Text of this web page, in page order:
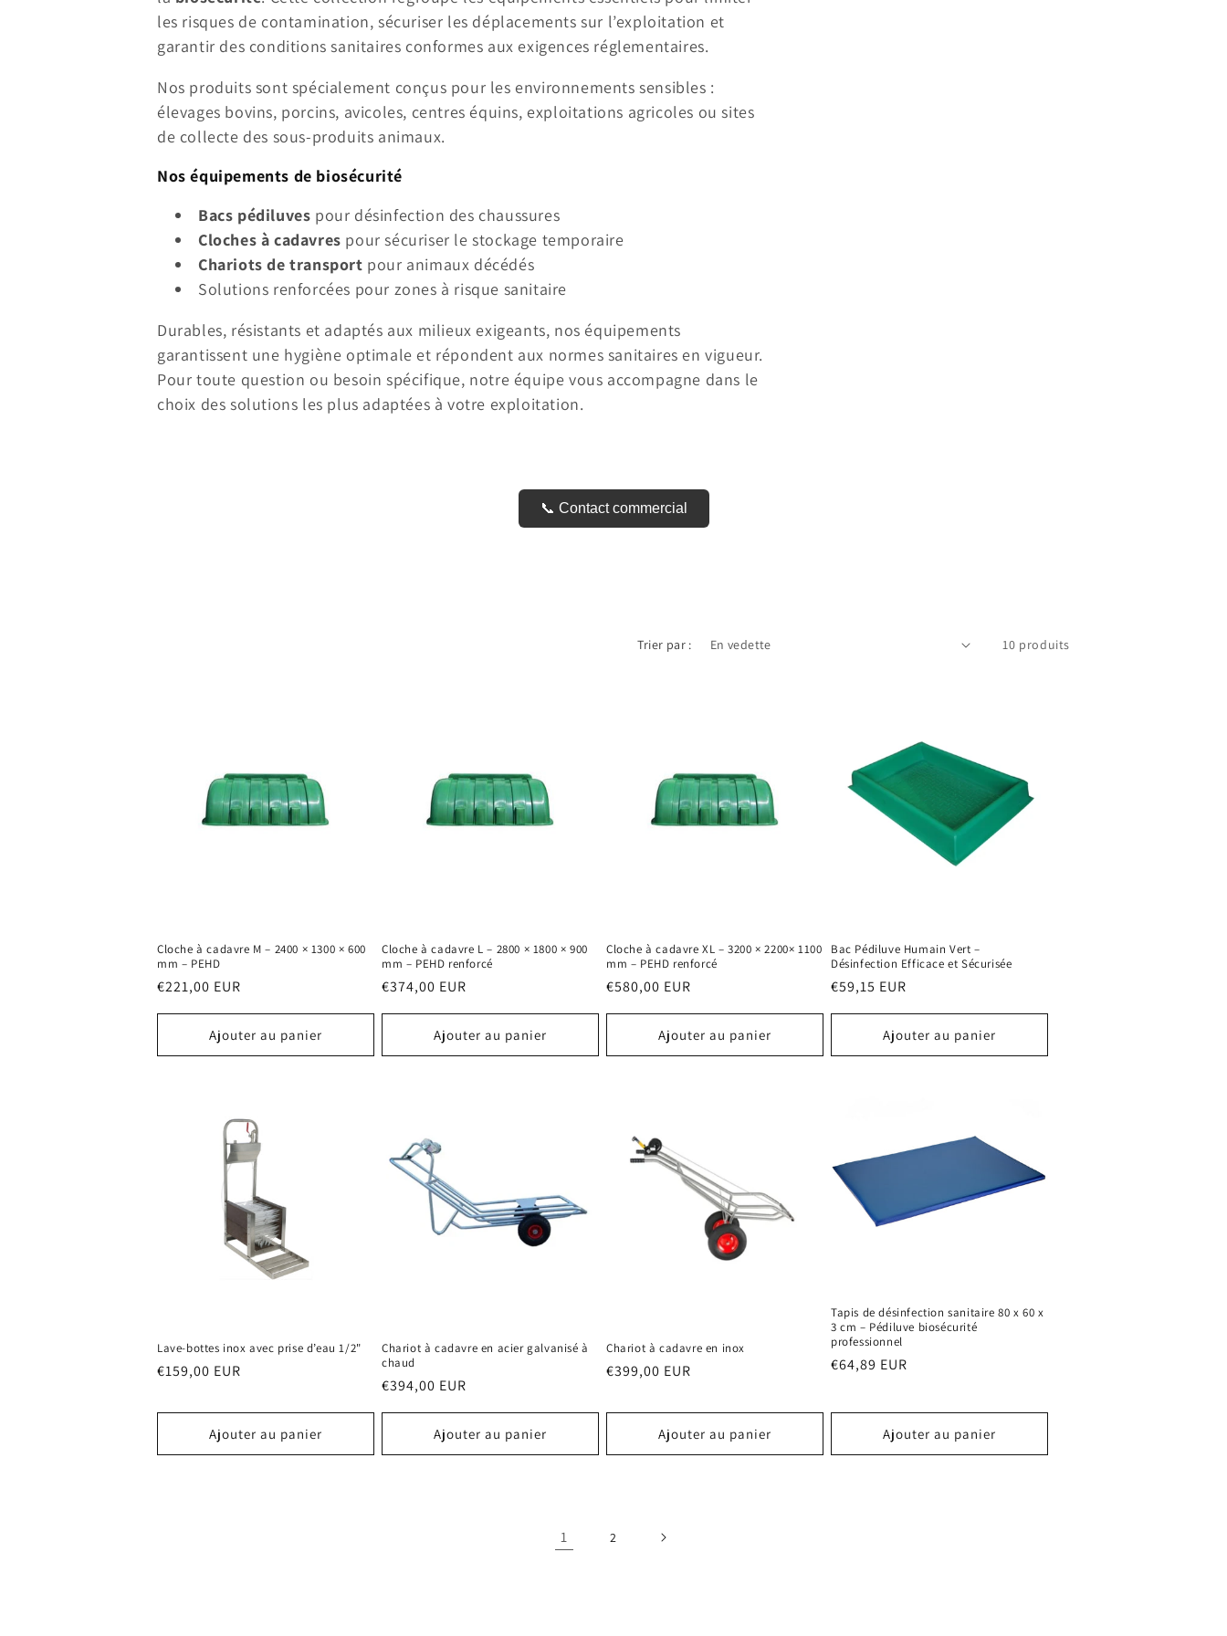
e
c
t
i
o
n
:
les risques de contamination, sécuriser les déplacements sur l’exploitation et
garantir des conditions sanitaires conformes aux exigences réglementaires.
Nos produits sont spécialement conçus pour les environnements sensibles :
élevages bovins, porcins, avicoles, centres équins, exploitations agricoles ou sites
de collecte des sous-produits animaux.
Nos équipements de biosécurité
Bacs pédiluves pour désinfection des chaussures
Cloches à cadavres pour sécuriser le stockage temporaire
Chariots de transport pour animaux décédés
Solutions renforcées pour zones à risque sanitaire
Durables, résistants et adaptés aux milieux exigeants, nos équipements
garantissent une hygiène optimale et répondent aux normes sanitaires en vigueur.
Pour toute question ou besoin spécifique, notre équipe vous accompagne dans le
choix des solutions les plus adaptées à votre exploitation.
📞 Contact commercial
Trier par : 10 produits
Cloche à cadavre M – 2400 × 1300 × 600
mm – PEHD
Prix
€221,00 EUR
Ajouter au panier
Cloche à cadavre L – 2800 × 1800 × 900
mm – PEHD renforcé
Prix
€374,00 EUR
Ajouter au panier
Cloche à cadavre XL – 3200 × 2200× 1100
mm – PEHD renforcé
Prix
€580,00 EUR
Ajouter au panier
Bac Pédiluve Humain Vert –
Désinfection Efficace et Sécurisée
Prix
€59,15 EUR
Ajouter au panier
Lave-bottes inox avec prise d’eau 1/2"
Prix
€159,00 EUR
Ajouter au panier
Chariot à cadavre en acier galvanisé à
chaud
Prix
habituel
€394,00 EUR
Ajouter au panier
Chariot à cadavre en inox
Prix
€399,00 EUR
Ajouter au panier
Tapis de désinfection sanitaire 80 x 60 x
3 cm – Pédiluve biosécurité
professionnel
Prix
€64,89 EUR
Ajouter au panier
1 2